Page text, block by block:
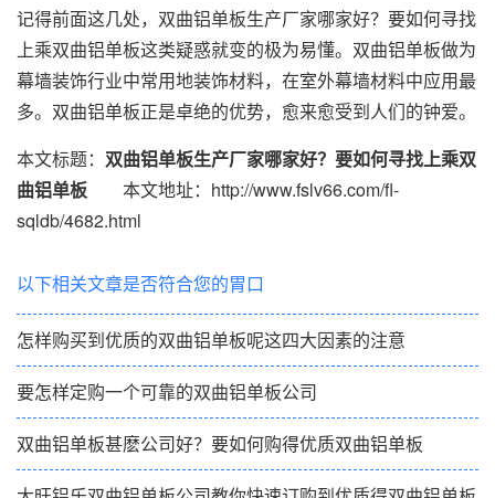
记得前面这几处，双曲铝单板生产厂家哪家好？要如何寻找
上乘双曲铝单板这类疑惑就变的极为易懂。双曲铝单板做为
幕墙装饰行业中常用地装饰材料，在室外幕墙材料中应用最
多。双曲铝单板正是卓绝的优势，愈来愈受到人们的钟爱。
本文标题： 双曲铝单板生产厂家哪家好？要如何寻找上乘双
曲铝单板 本文地址：http://www.fslv66.com/fl-
sqldb/4682.html
以下相关文章是否符合您的胃口
怎样购买到优质的双曲铝单板呢这四大因素的注意
要怎样定购一个可靠的双曲铝单板公司
双曲铝单板甚麽公司好？要如何购得优质双曲铝单板